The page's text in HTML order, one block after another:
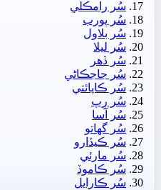
سُر رامڪلي
سُر پورب
سُر بلاول
سُر ليلا
سُر ڏھر
سُر جاجڪاڻي
سُر ڪاپائتي
سُر رِپ
سُر آسا
سُر گهاتو
سُر ڪيڏارو
سُر مارئي
سُر ڪاموڏ
سُر ڪارايل